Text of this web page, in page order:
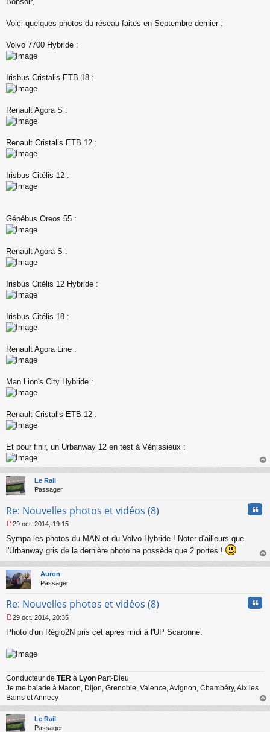
e
s
e
n
n
l
u
Voici quelques photos du réseau faites en Septembre dernier :
Volvo 7700 Hybride :
Irisbus Cristalis ETB 18 :
Renault Agora S :
Renault Cristalis ETB 12 :
Irisbus Citélis 12 :
Gépébus Oreos 55 :
Renault Agora S :
Irisbus Citélis 12 Hybride :
Irisbus Citélis 18 :
Renault Agora Line :
Man Lion's City Hybride :
Renault Cristalis ETB 12 :
Et pour finir, un Urbanway 12 en test à Vénissieux :
au
Le Rail
Passager
Re: Nouvelles photos et vidéos (8)
e
s
a
g
e
o
l
u
29 oct. 2014, 19:15
Sympa les photos du MAN et du Volvo Hybride ! Noter d'ailleurs que
l'Urbanway gris de la dernière photo ne possède que 2 portes !
au
Auron
Passager
Re: Nouvelles photos et vidéos (8)
e
s
a
e
n
o
n
l
u
29 oct. 2014, 20:35
Photo d'un Régio2N pris cet apres midi à l'UP Scaronne.
Conducteur de TER à Lyon Part-Dieu
Je me balade à Macon, Dijon, Grenoble, Valence, Avignon, Chambéry, Aix les
Bains et Annecy
au
Le Rail
Passager